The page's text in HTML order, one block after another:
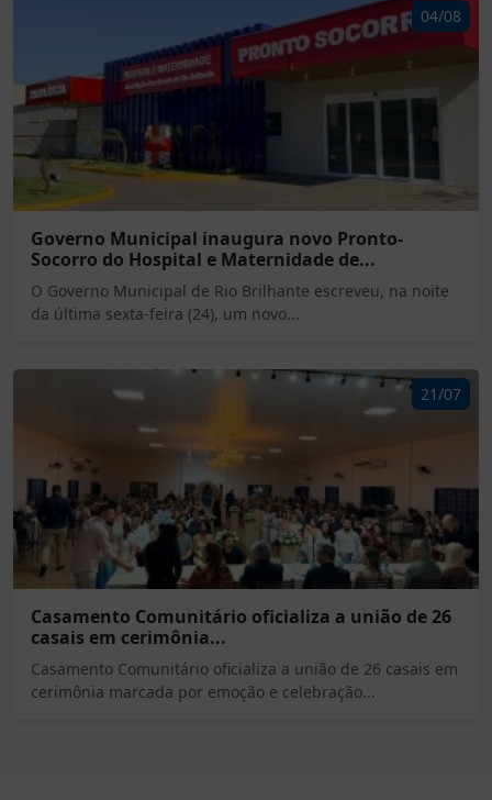
04/08
Governo Municipal inaugura novo Pronto-
Socorro do Hospital e Maternidade de...
O Governo Municipal de Rio Brilhante escreveu, na noite
da última sexta-feira (24), um novo...
21/07
Casamento Comunitário oficializa a união de 26
casais em cerimônia...
Casamento Comunitário oficializa a união de 26 casais em
cerimônia marcada por emoção e celebração...